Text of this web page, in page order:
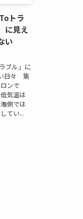
トラ
に見え
い
ブル」に
日々 第
ンで
気温は
側では
てい...